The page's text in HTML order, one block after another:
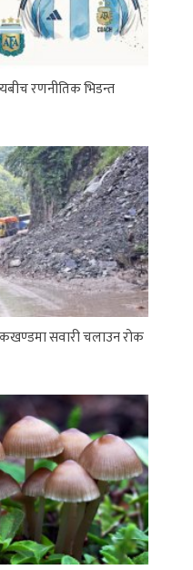
रणनीतिक भिडन्त
सवारी चलाउन रोक